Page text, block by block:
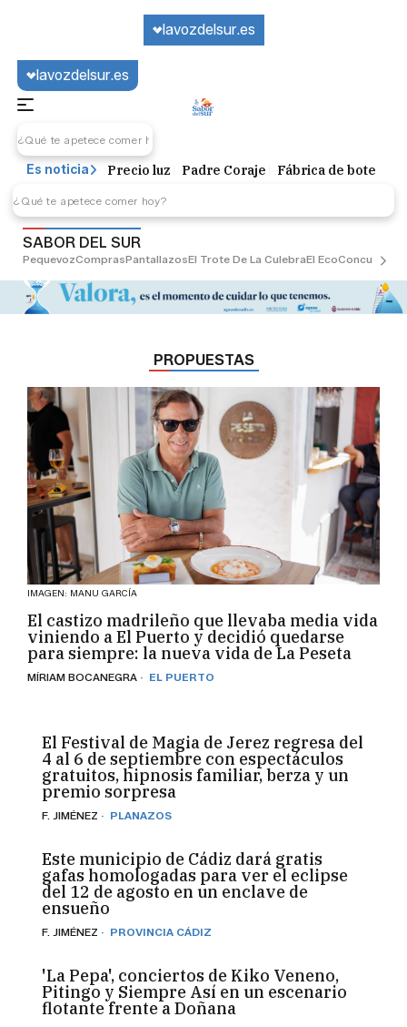
lavozdelsur.es
lavozdelsur.es
Es noticia Precio luz Padre Coraje Fábrica de botellas
SABOR DEL SUR
PequevozComprasPantallazosEl Trote De La CulebraEl EcoConcursos
PROPUESTAS
IMAGEN: MANU GARCÍA
El castizo madrileño que llevaba media vida
viniendo a El Puerto y decidió quedarse
para siempre: la nueva vida de La Peseta
MÍRIAM BOCANEGRA · EL PUERTO
El Festival de Magia de Jerez regresa del
4 al 6 de septiembre con espectáculos
gratuitos, hipnosis familiar, berza y un
premio sorpresa
F. JIMÉNEZ · PLANAZOS
Este municipio de Cádiz dará gratis
gafas homologadas para ver el eclipse
del 12 de agosto en un enclave de
ensueño
F. JIMÉNEZ · PROVINCIA CÁDIZ
'La Pepa', conciertos de Kiko Veneno,
Pitingo y Siempre Así en un escenario
flotante frente a Doñana